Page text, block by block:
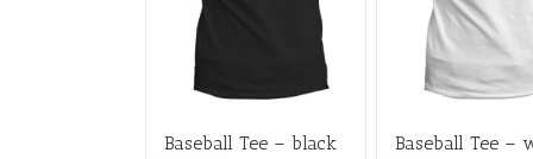
Baseball Tee – black Baseball Tee –